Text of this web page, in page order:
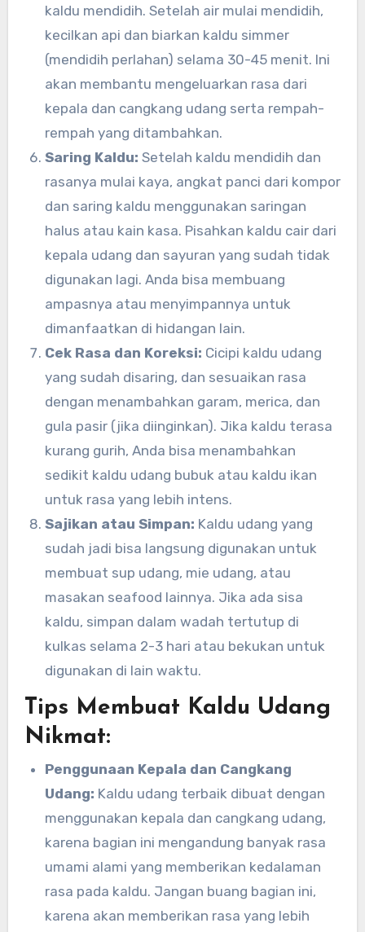
kaldu mendidih. Setelah air mulai mendidih,
kecilkan api dan biarkan kaldu simmer
(mendidih perlahan) selama 30-45 menit. Ini
akan membantu mengeluarkan rasa dari
kepala dan cangkang udang serta rempah-
rempah yang ditambahkan.
Saring Kaldu: Setelah kaldu mendidih dan
rasanya mulai kaya, angkat panci dari kompor
dan saring kaldu menggunakan saringan
halus atau kain kasa. Pisahkan kaldu cair dari
kepala udang dan sayuran yang sudah tidak
digunakan lagi. Anda bisa membuang
ampasnya atau menyimpannya untuk
dimanfaatkan di hidangan lain.
Cek Rasa dan Koreksi: Cicipi kaldu udang
yang sudah disaring, dan sesuaikan rasa
dengan menambahkan garam, merica, dan
gula pasir (jika diinginkan). Jika kaldu terasa
kurang gurih, Anda bisa menambahkan
sedikit kaldu udang bubuk atau kaldu ikan
untuk rasa yang lebih intens.
Sajikan atau Simpan: Kaldu udang yang
sudah jadi bisa langsung digunakan untuk
membuat sup udang, mie udang, atau
masakan seafood lainnya. Jika ada sisa
kaldu, simpan dalam wadah tertutup di
kulkas selama 2-3 hari atau bekukan untuk
digunakan di lain waktu.
Tips Membuat Kaldu Udang
Nikmat:
Penggunaan Kepala dan Cangkang
Udang: Kaldu udang terbaik dibuat dengan
menggunakan kepala dan cangkang udang,
karena bagian ini mengandung banyak rasa
umami alami yang memberikan kedalaman
rasa pada kaldu. Jangan buang bagian ini,
karena akan memberikan rasa yang lebih